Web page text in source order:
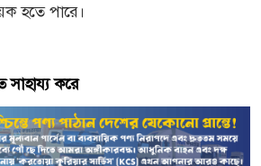
হতে পারে।
সাহায্য করে